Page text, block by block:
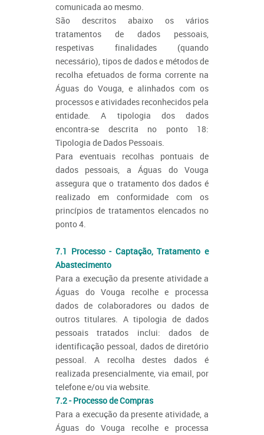
comunicada ao mesmo.
São descritos abaixo os vários
tratamentos de dados pessoais,
respetivas finalidades (quando
necessário), tipos de dados e métodos de
recolha efetuados de forma corrente na
Águas do Vouga, e alinhados com os
processos e atividades reconhecidos pela
entidade. A tipologia dos dados
encontra-se descrita no ponto 18:
Tipologia de Dados Pessoais.
Para eventuais recolhas pontuais de
dados pessoais, a Águas do Vouga
assegura que o tratamento dos dados é
realizado em conformidade com os
princípios de tratamentos elencados no
ponto 4.
7.1 Processo - Captação, Tratamento e
Abastecimento
Para a execução da presente atividade a
Águas do Vouga recolhe e processa
dados de colaboradores ou dados de
outros titulares. A tipologia de dados
pessoais tratados inclui: dados de
identificação pessoal, dados de diretório
pessoal. A recolha destes dados é
realizada presencialmente, via email, por
telefone e/ou via website.
7.2 - Processo de Compras
Para a execução da presente atividade, a
Águas do Vouga recolhe e processa